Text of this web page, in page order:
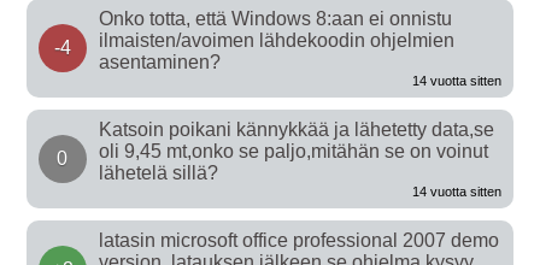
-4
Onko totta, että Windows 8:aan ei onnistu
ilmaisten/avoimen lähdekoodin ohjelmien
asentaminen?
14 vuotta sitten
0
Katsoin poikani kännykkää ja lähetetty data,se
oli 9,45 mt,onko se paljo,mitähän se on voinut
lähetelä sillä?
14 vuotta sitten
latasin microsoft office professional 2007 demo